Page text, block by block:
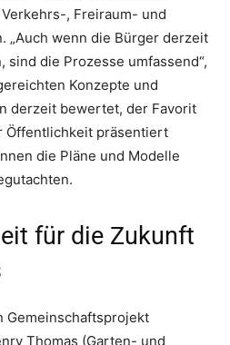
, Freiraum- und
„Auch wenn die Bürger derzeit
sind die Prozesse umfassend“,
Konzepte und
derzeit bewertet, der Favorit
Öffentlichkeit präsentiert
die Pläne und Modelle
für die Zukunft
Gemeinschaftsprojekt
Thomas (Garten- und